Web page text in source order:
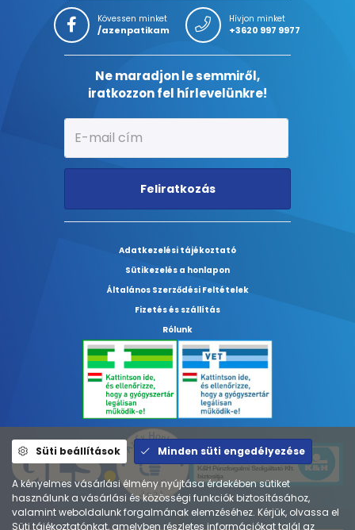
Kövessen minket
/azenpatikam
Hívjon minket
+3620 997 9977
Ne maradjon le semmiről,
iratkozzon fel hírlevelünkre!
Feliratkozás
Adatkezelési tájékoztató
Sütikezelés a honlapon
Általános Szerződési Feltételek
Fizetés és szállítás
Rólunk
Süti beállítások Minden süti engedélyezése
A kényelmes vásárlási élmény nyújtása érdekében sütiket
használunk a vásárlási és közösségi funkciók biztosításához,
valamint weboldalunk forgalmának elemzéséhez. Kérjük, olvassa el
Süti tájékoztatónkat, amelyben részletes információkat talál az